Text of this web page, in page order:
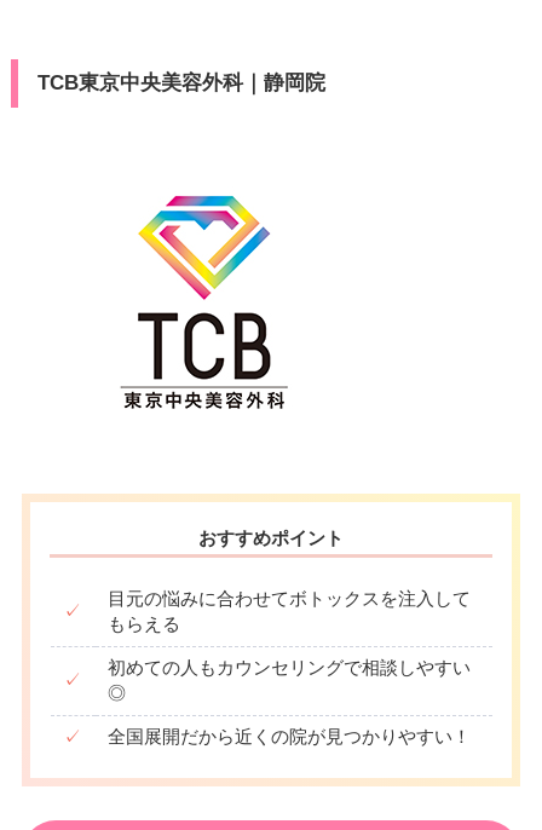
TCB東京中央美容外科｜静岡院
おすすめポイント
✓
目元の悩みに合わせてボトックスを注入して
もらえる
✓
初めての人もカウンセリングで相談しやすい
◎
✓ 全国展開だから近くの院が見つかりやすい！